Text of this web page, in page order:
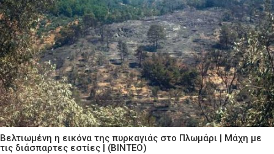
Βελτιωμένη η εικόνα της πυρκαγιάς στο Πλωμάρι | Μάχη με
τις διάσπαρτες εστίες | (ΒΙΝΤΕΟ)